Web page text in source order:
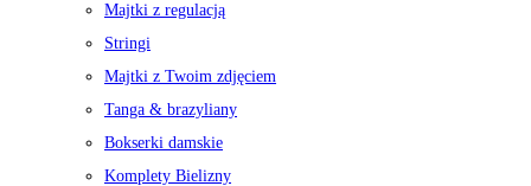
Majtki z regulacją
Stringi
Majtki z Twoim zdjęciem
Tanga & brazyliany
Bokserki damskie
Komplety Bielizny